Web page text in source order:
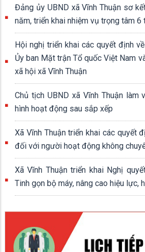
Đảng ủy UBND xã Vĩnh Thuận sơ
năm, triển khai nhiệm vụ trọng tâm
Hội nghị triển khai các quyết định
Ủy ban Mặt trận Tổ quốc Việt Nam
xã hội xã Vĩnh Thuận
Chủ tịch UBND xã Vĩnh Thuận làm
hình hoạt động sau sắp xếp
Xã Vĩnh Thuận triển khai các quyết
đối với người hoạt động không
Xã Vĩnh Thuận triển khai Nghị
Tinh gọn bộ máy, nâng cao hiệu lực,